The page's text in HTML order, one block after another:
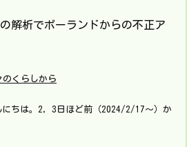
解析でポーランドからの不正ア
のくらしから
ちは。2，3日ほど前（2024/2/17～）か